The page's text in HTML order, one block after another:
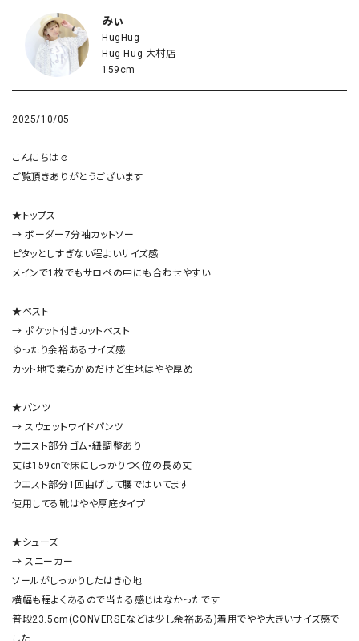
みぃ
HugHug
Hug Hug 大村店
159cm
2025/10/05
こんにちは☺︎
ご覧頂きありがとうございます
★トップス
→ ボーダー7分袖カットソー
ピタッとしすぎない程よいサイズ感
メインで1枚でもサロペの中にも合わせやすい
★ベスト
→ ポケット付きカットベスト
ゆったり余裕あるサイズ感
カット地で柔らかめだけど生地はやや厚め
★パンツ
→ スウェットワイドパンツ
ウエスト部分ゴム・紐調整あり
丈は159㎝で床にしっかりつく位の長め丈
ウエスト部分1回曲げして腰ではいてます
使用してる靴はやや厚底タイプ
★シューズ
→ スニーカー
ソールがしっかりしたはき心地
横幅も程よくあるので当たる感じはなかったです
普段23.5cm(CONVERSEなどは少し余裕ある)着用でやや大きいサイズ感で
した